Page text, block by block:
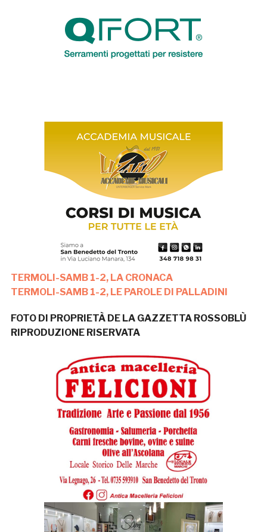
TERMOLI-SAMB 1-2, LA CRONACA
TERMOLI-SAMB 1-2, LE PAROLE DI PALLADINI
FOTO DI PROPRIETÀ DE LA GAZZETTA ROSSOBLÙ
RIPRODUZIONE RISERVATA